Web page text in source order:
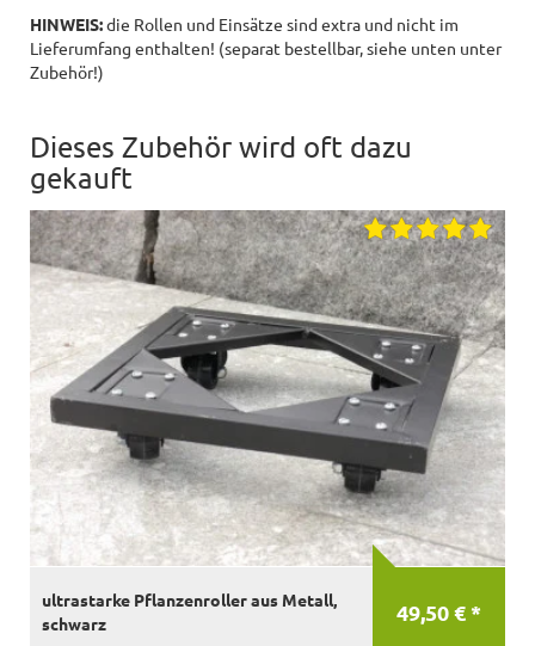
HINWEIS:die Rollen und Einsätze sind extra und nicht im
Lieferumfang enthalten! (separat bestellbar, siehe unten unter
Zubehör!)
Dieses Zubehör wird oft dazu
gekauft
49,50 € *
ultrastarke Pflanzenroller aus Metall,
schwarz